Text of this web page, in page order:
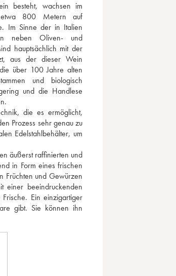
besteht, wachsen im
800 Metern auf
Im Sinne der in Italien
neben Oliven- und
hauptsächlich mit der
aus der dieser Wein
über 100 Jahre alten
und biologisch
und die Handlese
die es ermöglicht,
Prozess sehr genau zu
Edelstahlbehälter, um
äußerst raffinierten und
in Form eines frischen
Früchten und Gewürzen
einer beeindruckenden
Ein einzigartiger
gibt. Sie können ihn